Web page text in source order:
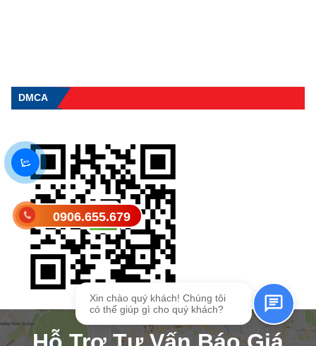
DMCA
0906.655.679 Gửi tin nhắn SMS
Xin chào quý khách! Chúng tôi
có thể giúp gì cho quý khách?